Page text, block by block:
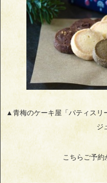
▲青梅のケーキ屋「パティスリ
ジ
こちらご予約